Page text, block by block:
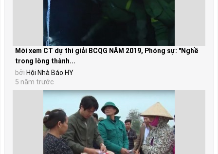
Mời xem CT dự thi giải BCQG NĂM 2019, Phóng sự: "Nghề
trong lòng thành...
bởi Hội Nhà Báo HY
5 năm trước